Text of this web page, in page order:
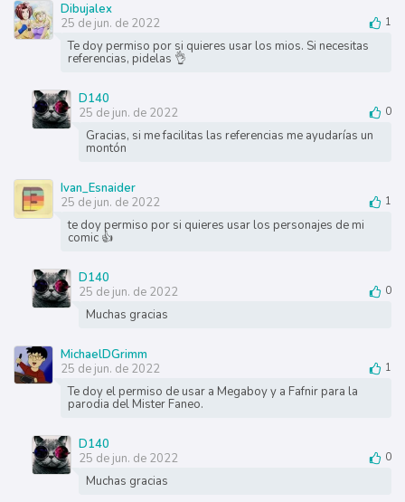
Dibujalex
25 de jun. de 2022
1
Te doy permiso por si quieres usar los mios. Si necesitas
referencias, pidelas 👌
D140
25 de jun. de 2022
0
Gracias, si me facilitas las referencias me ayudarías un
montón
Ivan_Esnaider
25 de jun. de 2022
1
te doy permiso por si quieres usar los personajes de mi
comic 👍
D140
25 de jun. de 2022
0
Muchas gracias
MichaelDGrimm
25 de jun. de 2022
1
Te doy el permiso de usar a Megaboy y a Fafnir para la
parodia del Mister Faneo.
D140
25 de jun. de 2022
0
Muchas gracias